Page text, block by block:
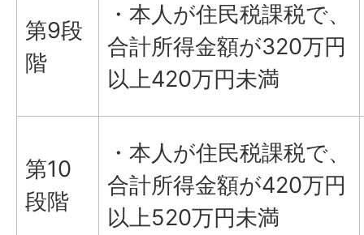
第9段
階
・本人が住民税課税で、
合計所得金額が320万円
以上420万円未満
第10
段階
・本人が住民税課税で、
合計所得金額が420万円
以上520万円未満